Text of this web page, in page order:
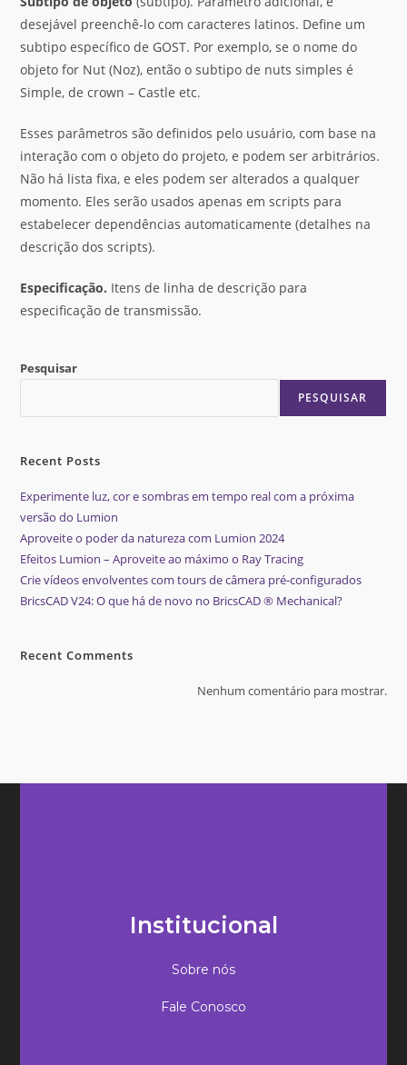
desejável preenchê-lo com caracteres latinos. Define um
subtipo específico de GOST. Por exemplo, se o nome do
objeto for Nut (Noz), então o subtipo de nuts simples é
Simple, de crown – Castle etc.
Esses parâmetros são definidos pelo usuário, com base na
interação com o objeto do projeto, e podem ser arbitrários.
Não há lista fixa, e eles podem ser alterados a qualquer
momento. Eles serão usados ​​apenas em scripts para
estabelecer dependências automaticamente (detalhes na
descrição dos scripts).
Especificação. Itens de linha de descrição para
especificação de transmissão.
Pesquisar
PESQUISAR
Recent Posts
Experimente luz, cor e sombras em tempo real com a próxima
versão do Lumion
Aproveite o poder da natureza com Lumion 2024
Efeitos Lumion – Aproveite ao máximo o Ray Tracing
Crie vídeos envolventes com tours de câmera pré-configurados
BricsCAD V24: O que há de novo no BricsCAD ® Mechanical?
Recent Comments
Nenhum comentário para mostrar.
Institucional
Sobre nós
Fale Conosco